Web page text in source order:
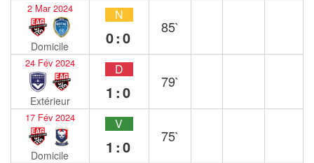
2 Mar 2024
Domicile
N
0:0
85`
24 Fév 2024
Extérieur
D
1:0
79`
17 Fév 2024
Domicile
V
1:0
75`